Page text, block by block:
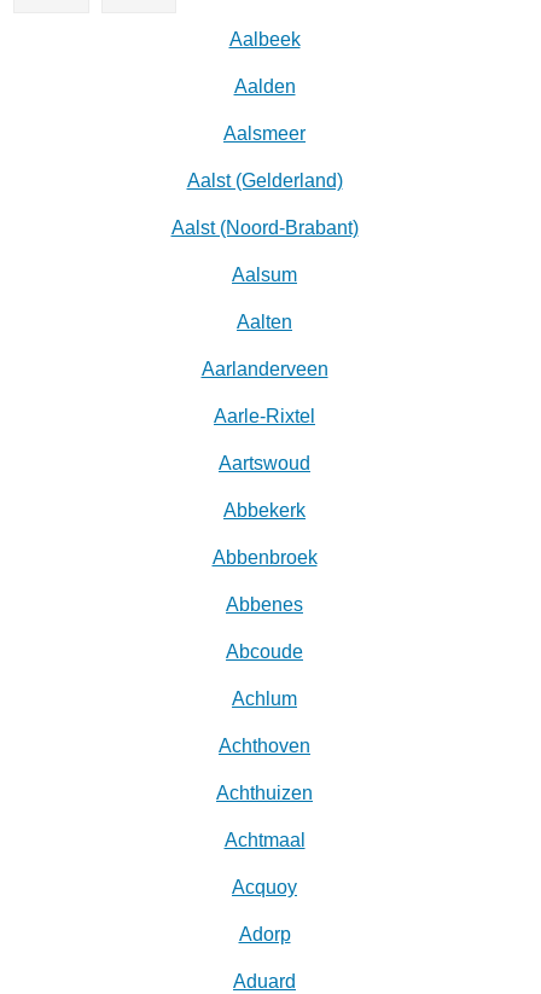
Aalbeek
Aalden
Aalsmeer
Aalst (Gelderland)
Aalst (Noord-Brabant)
Aalsum
Aalten
Aarlanderveen
Aarle-Rixtel
Aartswoud
Abbekerk
Abbenbroek
Abbenes
Abcoude
Achlum
Achthoven
Achthuizen
Achtmaal
Acquoy
Adorp
Aduard